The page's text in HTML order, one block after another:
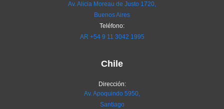
Av. Alicia Moreau de Justo 1720,
Buenos Aires
Teléfono:
AR +54 9 11 3042 1995
Chile
Dirección:
Av. Apoquindo 5950,
Santiago